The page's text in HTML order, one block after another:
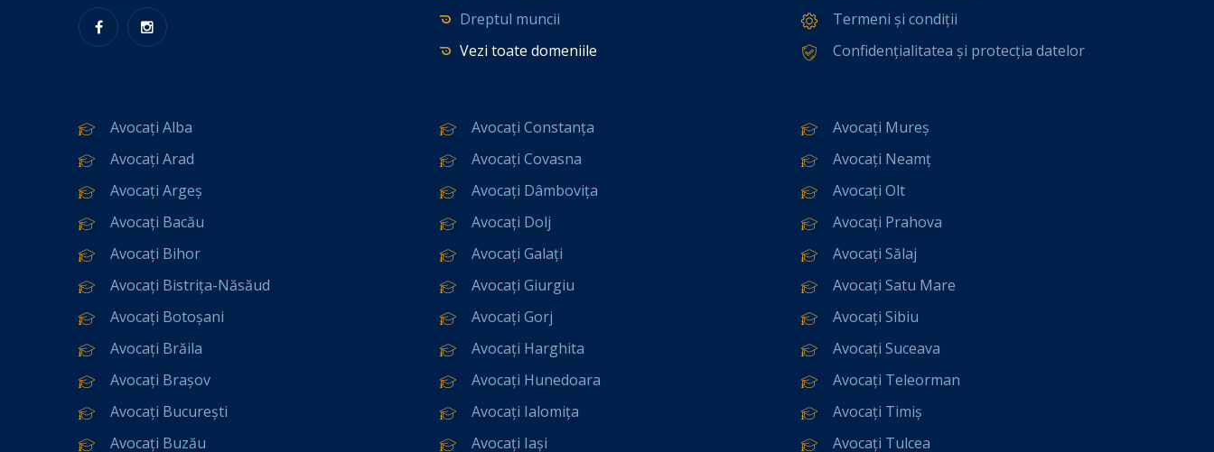
Dreptul muncii
Vezi toate domeniile
Termeni și condiții
Confidențialitatea și protecția datelor
Avocați Alba
Avocați Arad
Avocați Argeș
Avocați Bacău
Avocați Bihor
Avocați Bistrița-Năsăud
Avocați Botoșani
Avocați Brăila
Avocați Brașov
Avocați București
Avocați Buzău
Avocați Constanța
Avocați Covasna
Avocați Dâmbovița
Avocați Dolj
Avocați Galați
Avocați Giurgiu
Avocați Gorj
Avocați Harghita
Avocați Hunedoara
Avocați Ialomița
Avocați Iași
Avocați Mureș
Avocați Neamț
Avocați Olt
Avocați Prahova
Avocați Sălaj
Avocați Satu Mare
Avocați Sibiu
Avocați Suceava
Avocați Teleorman
Avocați Timiș
Avocați Tulcea